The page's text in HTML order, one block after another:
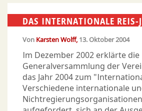
DAS INTERNATIONALE REIS-
Von Karsten Wolff 13. Oktober 2004
Im Dezember 2002 erklärte die
Generalversammlung der
das Jahr 2004 zum
Verschiedene internationale